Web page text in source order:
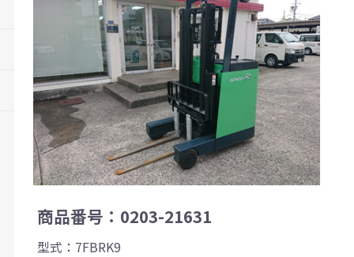
商品番号：0203-21631
型式：7FBRK9